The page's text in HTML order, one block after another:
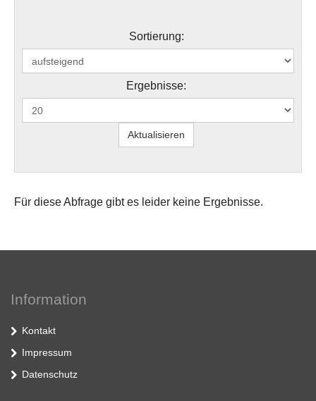
Sortierung:
Ergebnisse:
Für diese Abfrage gibt es leider keine Ergebnisse.
Information
Kontakt
Impressum
Datenschutz